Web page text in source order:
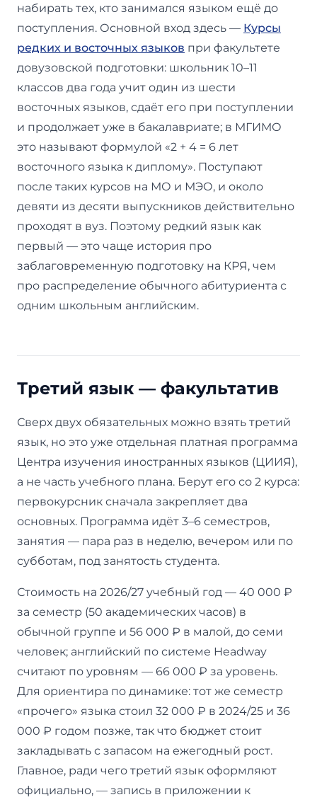
набирать тех, кто занимался языком ещё до
поступления. Основной вход здесь — Курсы
редких и восточных языков при факультете
довузовской подготовки: школьник 10–11
классов два года учит один из шести
восточных языков, сдаёт его при поступлении
и продолжает уже в бакалавриате; в МГИМО
это называют формулой «2 + 4 = 6 лет
восточного языка к диплому». Поступают
после таких курсов на МО и МЭО, и около
девяти из десяти выпускников действительно
проходят в вуз. Поэтому редкий язык как
первый — это чаще история про
заблаговременную подготовку на КРЯ, чем
про распределение обычного абитуриента с
одним школьным английским.
Третий язык — факультатив
Сверх двух обязательных можно взять третий
язык, но это уже отдельная платная программа
Центра изучения иностранных языков (ЦИИЯ),
а не часть учебного плана. Берут его со 2 курса:
первокурсник сначала закрепляет два
основных. Программа идёт 3–6 семестров,
занятия — пара раз в неделю, вечером или по
субботам, под занятость студента.
Стоимость на 2026/27 учебный год — 40 000 ₽
за семестр (50 академических часов) в
обычной группе и 56 000 ₽ в малой, до семи
человек; английский по системе Headway
считают по уровням — 66 000 ₽ за уровень.
Для ориентира по динамике: тот же семестр
«прочего» языка стоил 32 000 ₽ в 2024/25 и 36
000 ₽ годом позже, так что бюджет стоит
закладывать с запасом на ежегодный рост.
Главное, ради чего третий язык оформляют
официально, — запись в приложении к